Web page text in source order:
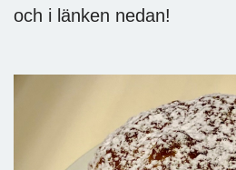
och i länken nedan!